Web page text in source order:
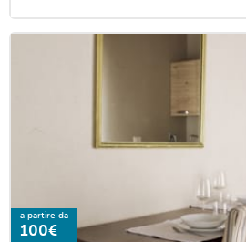
a partire da
100€